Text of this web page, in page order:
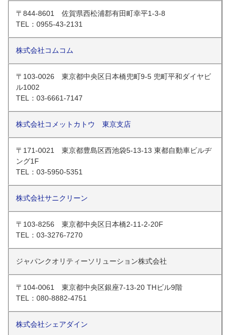
〒844-8601 佐賀県西松浦郡有田町幸平1-3-8
TEL：0955-43-2131
株式会社コムコム
〒103-0026 東京都中央区日本橋兜町9-5 兜町平和ダイヤビ
ル1002
TEL：03-6661-7147
株式会社コメットカトウ 東京支店
〒171-0021 東京都豊島区西池袋5-13-13 東都自動車ビルヂ
ング1F
TEL：03-5950-5351
株式会社サニクリーン
〒103-8256 東京都中央区日本橋2-11-2-20F
TEL：03-3276-7270
ジャパンクオリティーソリューション株式会社
〒104-0061 東京都中央区銀座7-13-20 THビル9階
TEL：080-8882-4751
株式会社シェアダイン